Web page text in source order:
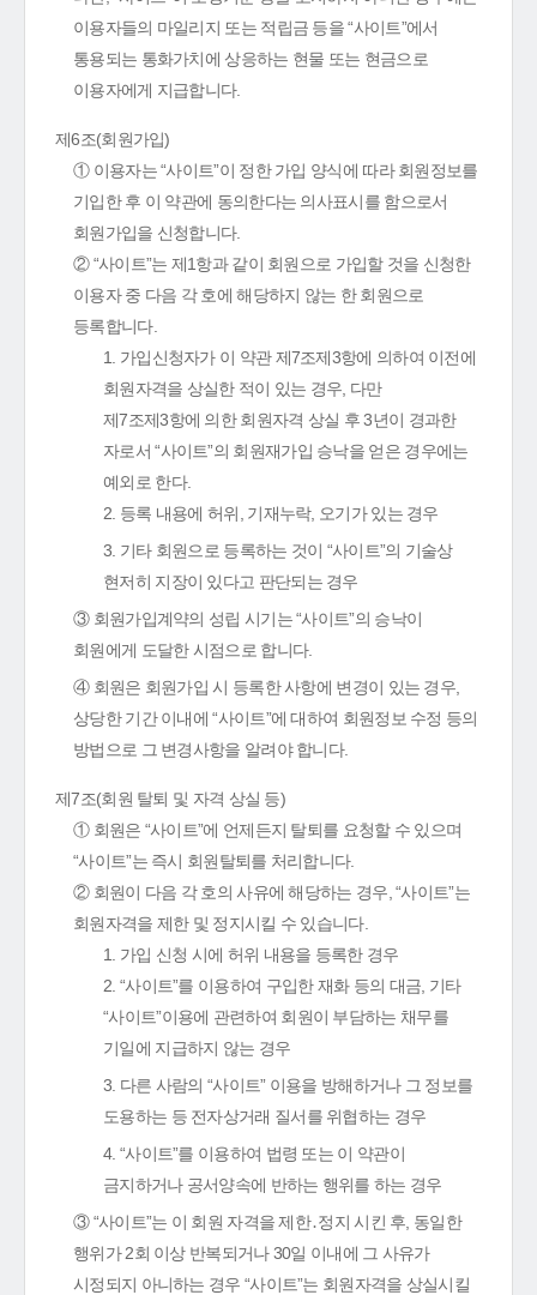
이용자들의 마일리지 또는 적립금 등을 “사이트”에서
통용되는 통화가치에 상응하는 현물 또는 현금으로
이용자에게 지급합니다.
제6조(회원가입)
① 이용자는 “사이트”이 정한 가입 양식에 따라 회원정보를
기입한 후 이 약관에 동의한다는 의사표시를 함으로서
회원가입을 신청합니다.
② “사이트”는 제1항과 같이 회원으로 가입할 것을 신청한
이용자 중 다음 각 호에 해당하지 않는 한 회원으로
등록합니다.
1. 가입신청자가 이 약관 제7조제3항에 의하여 이전에
회원자격을 상실한 적이 있는 경우, 다만
제7조제3항에 의한 회원자격 상실 후 3년이 경과한
자로서 “사이트”의 회원재가입 승낙을 얻은 경우에는
예외로 한다.
2. 등록 내용에 허위, 기재누락, 오기가 있는 경우
3. 기타 회원으로 등록하는 것이 “사이트”의 기술상
현저히 지장이 있다고 판단되는 경우
③ 회원가입계약의 성립 시기는 “사이트”의 승낙이
회원에게 도달한 시점으로 합니다.
④ 회원은 회원가입 시 등록한 사항에 변경이 있는 경우,
상당한 기간 이내에 “사이트”에 대하여 회원정보 수정 등의
방법으로 그 변경사항을 알려야 합니다.
제7조(회원 탈퇴 및 자격 상실 등)
① 회원은 “사이트”에 언제든지 탈퇴를 요청할 수 있으며
“사이트”는 즉시 회원탈퇴를 처리합니다.
② 회원이 다음 각 호의 사유에 해당하는 경우, “사이트”는
회원자격을 제한 및 정지시킬 수 있습니다.
1. 가입 신청 시에 허위 내용을 등록한 경우
2. “사이트”를 이용하여 구입한 재화 등의 대금, 기타
“사이트”이용에 관련하여 회원이 부담하는 채무를
기일에 지급하지 않는 경우
3. 다른 사람의 “사이트” 이용을 방해하거나 그 정보를
도용하는 등 전자상거래 질서를 위협하는 경우
4. “사이트”를 이용하여 법령 또는 이 약관이
금지하거나 공서양속에 반하는 행위를 하는 경우
③ “사이트”는 이 회원 자격을 제한․정지 시킨 후, 동일한
행위가 2회 이상 반복되거나 30일 이내에 그 사유가
시정되지 아니하는 경우 “사이트”는 회원자격을 상실시킬